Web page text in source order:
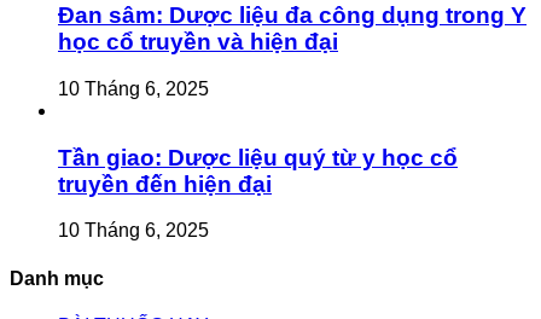
Đan sâm: Dược liệu đa công dụng trong Y
học cổ truyền và hiện đại
10 Tháng 6, 2025
Tần giao: Dược liệu quý từ y học cổ
truyền đến hiện đại
10 Tháng 6, 2025
Danh mục